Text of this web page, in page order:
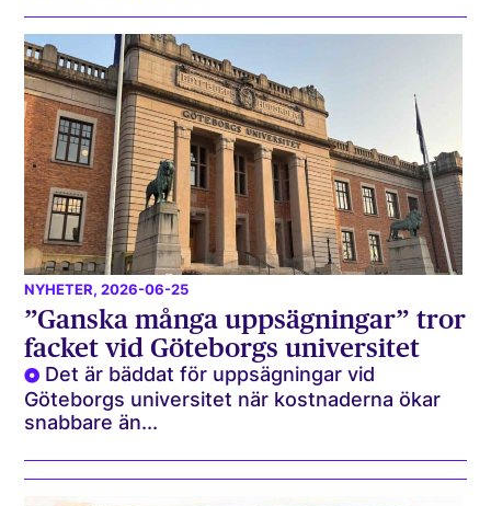
NYHETER, 2026-06-25
”Ganska många uppsägningar” tror
facket vid Göteborgs universitet
Det är bäddat för uppsägningar vid
Göteborgs universitet när kostnaderna ökar
snabbare än...